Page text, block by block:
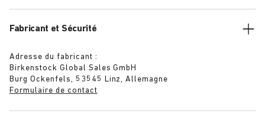
Fabricant et Sécurité
Adresse du fabricant :
Birkenstock Global Sales GmbH
Burg Ockenfels, 53545 Linz, Allemagne
Formulaire de contact